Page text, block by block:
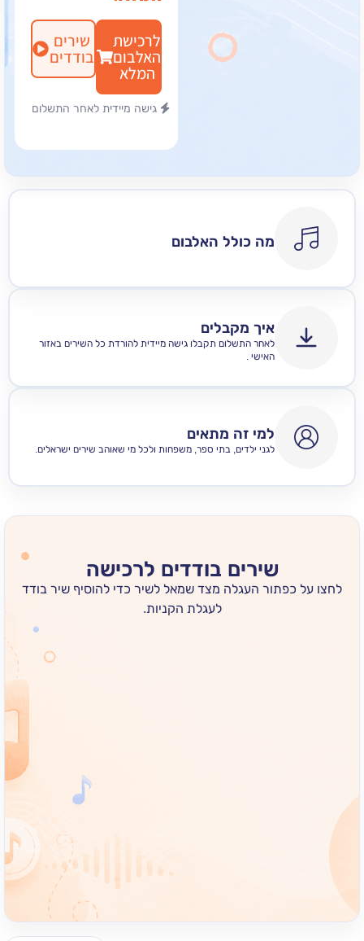
לרכישת
האלבום
שירים
בודדים
גישה מיידית לאחר התשלום
מה כולל האלבום
איך מקבלים
לאחר התשלום תקבלו גישה מיידית להורדת כל השירים באזור
למי זה מתאים
לגני ילדים, בתי ספר, משפחות ולכל מי שאוהב שירים ישראלים.
שירים בודדים לרכישה
כפתור העגלה מצד שמאל לשיר כדי להוסיף שיר בודד
לעגלת הקניות.